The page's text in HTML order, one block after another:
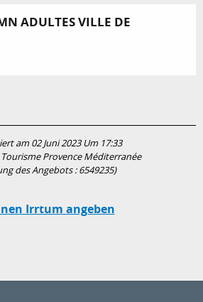
ADULTES VILLE DE
am 02 Juni 2023 Um 17:33
Provence Méditerranée
des Angebots :6549235)
Irrtum angeben